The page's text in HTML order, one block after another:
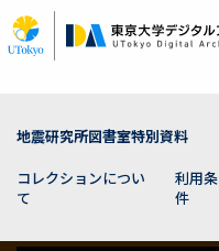
イ
ン
地震研究所図書室特別資料
コレクションについ
て
利用条
件